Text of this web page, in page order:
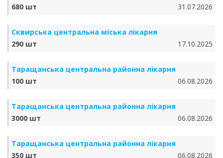
680 шт
31.07.2026
Сквирська центральна міська лікарня
290 шт
17.10.2025
Таращанська центральна районна лікарня
100 шт
06.08.2026
Таращанська центральна районна лікарня
3000 шт
06.08.2026
Таращанська центральна районна лікарня
350 шт
06.08.2026